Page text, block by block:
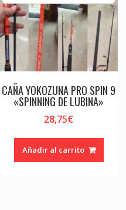
CAÑA YOKOZUNA PRO SPIN 9
«SPINNING DE LUBINA»
28,75€
Añadir al carrito